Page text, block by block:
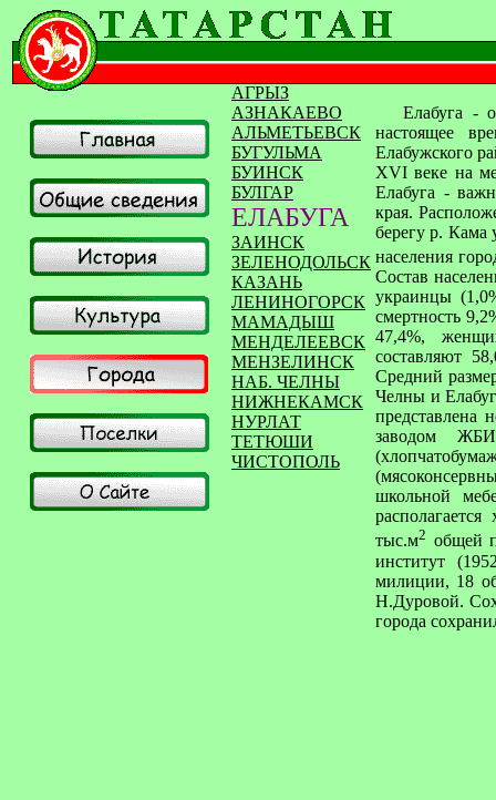
АГРЫЗ
АЗНАКАЕВО
АЛЬМЕТЬЕВСК
БУГУЛЬМА
БУИНСК
БУЛГАР
ЕЛАБУГА
ЗАИНСК
ЗЕЛЕНОДОЛЬСК
КАЗАНЬ
ЛЕНИНОГОРСК
МАМАДЫШ
МЕНДЕЛЕЕВСК
МЕНЗЕЛИНСК
НАБ. ЧЕЛНЫ
НИЖНЕКАМСК
НУРЛАТ
ТЕТЮШИ
ЧИСТОПОЛЬ
Елабуга -
настоящее
Елабужского
XVI веке на
Елабуга -
края.
берегу р. Кама
населения
Состав
украинцы
смертность
47,4%,
составляют
Средний
Челны и
представлена
заводом
школьной
тыс.м2 общей
институт
милиции, 18
Н.Дуровой.
города